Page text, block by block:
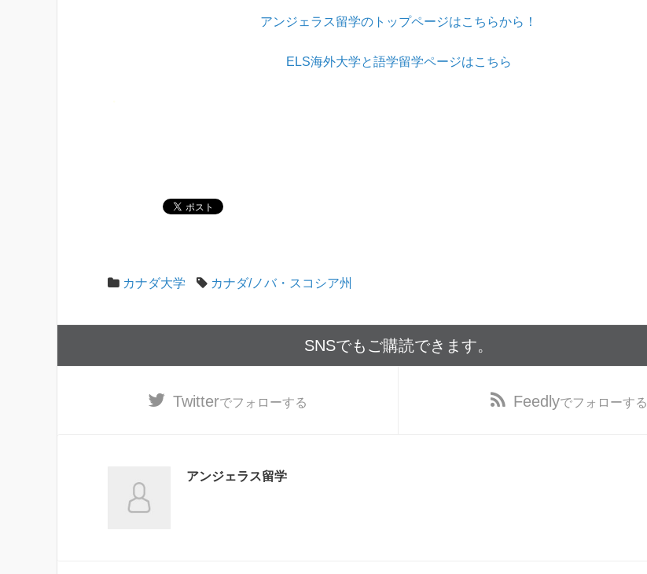
アンジェラス留学のトップページはこちらから！
ELS海外大学と語学留学ページはこちら
カナダ大学 カナダ/ノバ・スコシア州
SNSでもご購読できます。
Twitterでフォローする Feedlyでフォローする
アンジェラス留学